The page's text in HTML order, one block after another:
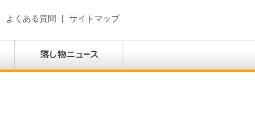
よくある質問 | サイトマップ